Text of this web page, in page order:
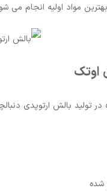
مواد اولیه انجام می
اوتک
در تولید بالش ارتوپدی
شده